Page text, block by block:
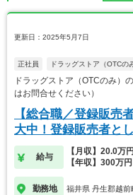
更新日：2025年5月7日
正社員 ドラッグストア（OTCの
ドラッグストア（OTCのみ
はお問合せください）
【総合職／登録販
大中！登録販売者と
給与
【月収】20.0万円
【年収】300万
勤務地 福井県 丹生郡越前